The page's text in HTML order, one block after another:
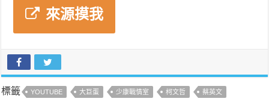
來源摸我
標籤 YOUTUBE 大巨蛋 少康戰情室 柯文哲 蔡英文